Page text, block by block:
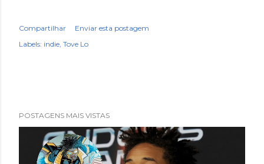
Compartilhar
Enviar esta postagem
Labels: indie Tove Lo
POSTAGENS MAIS VISTAS